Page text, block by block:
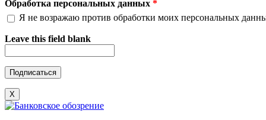
Обработка персональных данных *
Я не возражаю против обработки моих персональных
Leave this field blank
X